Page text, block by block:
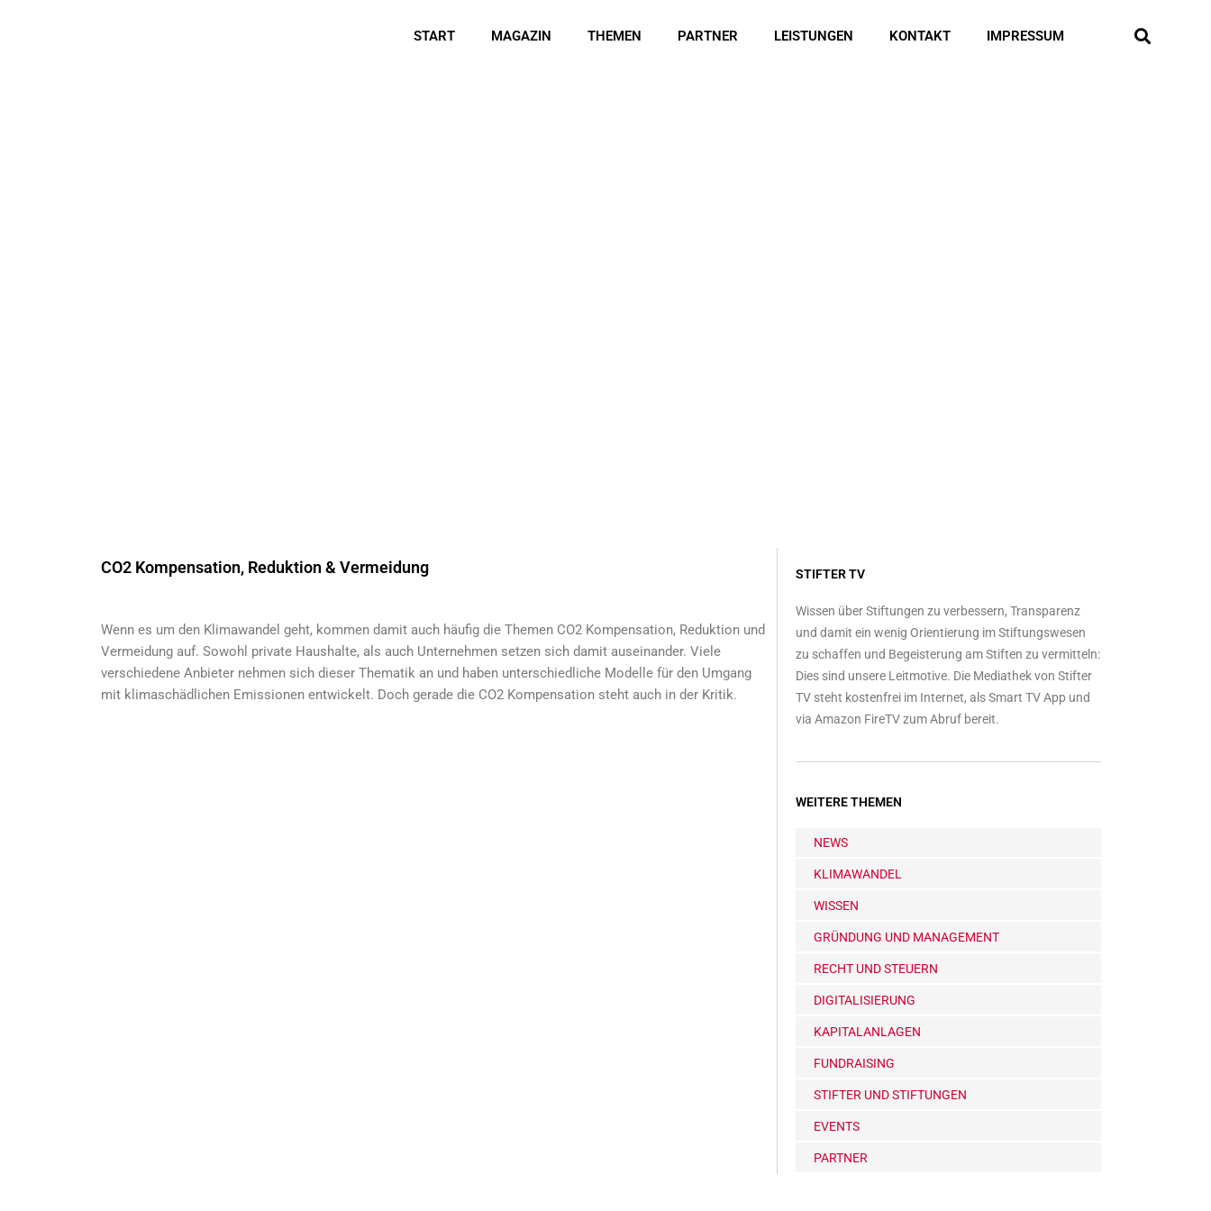
START MAGAZIN THEMEN PARTNER LEISTUNGEN KONTAKT IMPRESSUM
CO2 Kompensation, Reduktion & Vermeidung
Wenn es um den Klimawandel geht, kommen damit auch häufig die Themen CO2 Kompensation, Reduktion und
Vermeidung auf. Sowohl private Haushalte, als auch Unternehmen setzen sich damit auseinander. Viele
verschiedene Anbieter nehmen sich dieser Thematik an und haben unterschiedliche Modelle für den Umgang
mit klimaschädlichen Emissionen entwickelt. Doch gerade die CO2 Kompensation steht auch in der Kritik.
STIFTER TV
Wissen über Stiftungen zu verbessern, Transparenz
und damit ein wenig Orientierung im Stiftungswesen
zu schaffen und Begeisterung am Stiften zu vermitteln:
Dies sind unsere Leitmotive. Die Mediathek von Stifter
TV steht kostenfrei im Internet, als Smart TV App und
via Amazon FireTV zum Abruf bereit.
WEITERE THEMEN
NEWS
KLIMAWANDEL
WISSEN
GRÜNDUNG UND MANAGEMENT
RECHT UND STEUERN
DIGITALISIERUNG
KAPITALANLAGEN
FUNDRAISING
STIFTER UND STIFTUNGEN
EVENTS
PARTNER